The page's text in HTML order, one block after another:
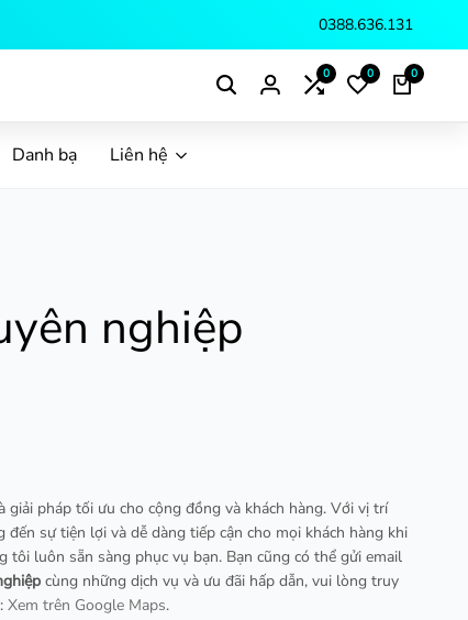
0388.636.131
0 0 0
Danh bạ Liên hệ
nghiệp
pháp tối ưu cho cộng đồng và khách hàng. Với vị trí
đến sự tiện lợi và dễ dàng tiếp cận cho mọi khách hàng khi
tôi luôn sẵn sàng phục vụ bạn. Bạn cũng có thể gửi email
cùng những dịch vụ và ưu đãi hấp dẫn, vui lòng truy
Xem trên Google Maps.